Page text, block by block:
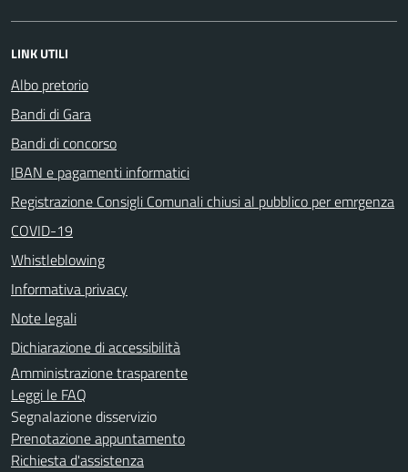
LINK UTILI
Albo pretorio
Bandi di Gara
Bandi di concorso
IBAN e pagamenti informatici
Registrazione Consigli Comunali chiusi al pubblico per emrgenza
COVID-19
Whistleblowing
Informativa privacy
Note legali
Dichiarazione di accessibilità
Amministrazione trasparente
Leggi le FAQ
Segnalazione disservizio
Prenotazione appuntamento
Richiesta d'assistenza